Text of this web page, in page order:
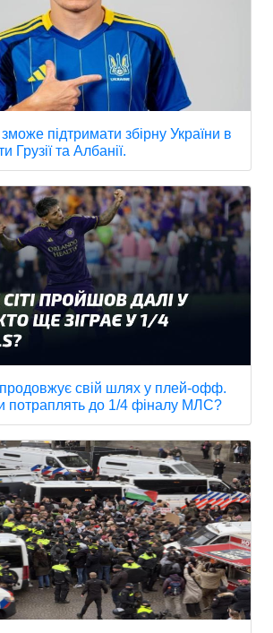
підтримати збірну України в
Грузії та Албанії.
свій шлях у плей-офф.
потраплять до 1/4 фіналу МЛС?